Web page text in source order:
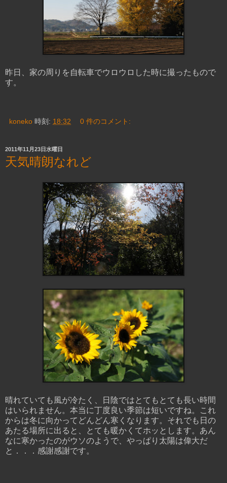
昨日、家の周りを自転車でウロウロした時に撮ったもので
す。
koneko 時刻: 18:32 0 件のコメント:
2011年11月23日水曜日
天気晴朗なれど
晴れていても風が冷たく、日陰ではとてもとても長い時間
はいられません。本当に丁度良い季節は短いですね。これ
からは冬に向かってどんどん寒くなります。それでも日の
あたる場所に出ると、とても暖かくてホッとします。あん
なに寒かったのがウソのようで、やっぱり太陽は偉大だ
と．．．感謝感謝です。